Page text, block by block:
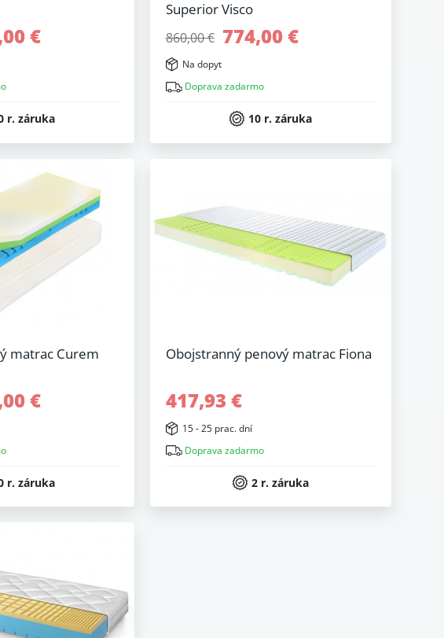
€
r. záruka
Superior Visco
860,00 € 774,00 €
Na dopyt
Doprava zadarmo
10 r. záruka
matrac Curem
€
r. záruka
Obojstranný penový matrac Fiona
417,93 €
15 - 25 prac. dní
Doprava zadarmo
2 r. záruka